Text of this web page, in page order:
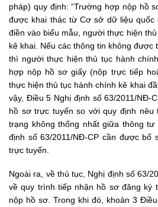
pháp) quy định: “Trường hợp nộp hồ
được khai thác từ Cơ sở dữ liệu
điền vào biểu mẫu, người thực hiện
kê khai. Nếu các thông tin không được
thì người thực hiện thủ tục hành
hợp nộp hồ sơ giấy (nộp trực tiếp
thực hiện thủ tục hành chính kê khai
vậy, Điều 5 Nghị định số 63/2011/NĐ-
hồ sơ trực tuyến so với quy định nêu
trạng không thống nhất giữa thông
định số 63/2011/NĐ-CP cần được bổ
trực tuyến.
Ngoài ra, về thủ tục, Nghị định số 63/
về quy trình tiếp nhận hồ sơ đăng ký
nộp hồ sơ. Trong khi đó, khoản 3